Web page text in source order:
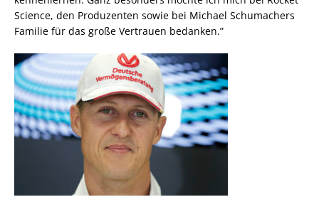
Science, den Produzenten sowie bei Michael Schumachers
Familie für das große Vertrauen bedanken.”